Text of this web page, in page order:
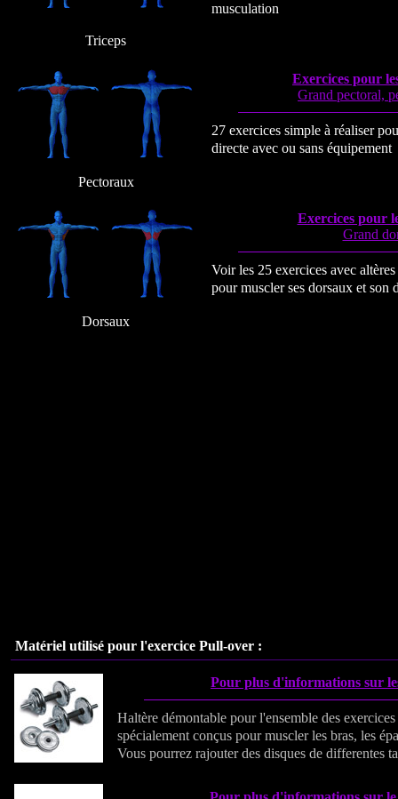
musculation
Triceps
Exercices pour
Grand pectoral,
27 exercices simple à réaliser
directe avec ou sans équipement
Pectoraux
Exercices pour
Grand
Voir les 25 exercices avec
pour muscler ses dorsaux et son
Dorsaux
Matériel utilisé pour l'exercice Pull-over :
Pour plus d'informations sur
Haltère démontable pour l'ensemble des
spécialement conçus pour muscler les bras, les
Vous pourrez rajouter des disques de differentes